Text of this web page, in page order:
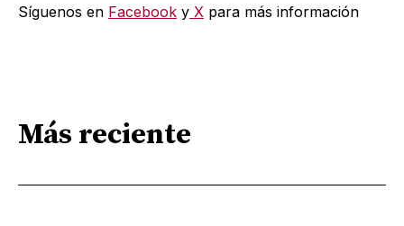
Síguenos en Facebook y X para más información
Más reciente